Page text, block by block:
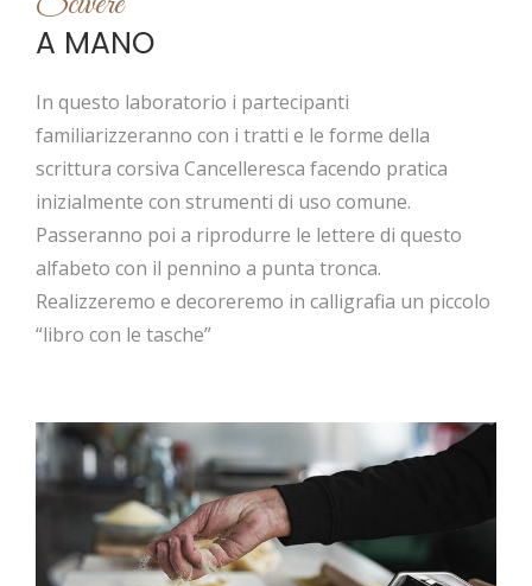
A MANO
In questo laboratorio i partecipanti
familiarizzeranno con i tratti e le forme della
scrittura corsiva Cancelleresca facendo pratica
inizialmente con strumenti di uso comune.
Passeranno poi a riprodurre le lettere di questo
alfabeto con il pennino a punta tronca.
Realizzeremo e decoreremo in calligrafia un piccolo
“libro con le tasche”